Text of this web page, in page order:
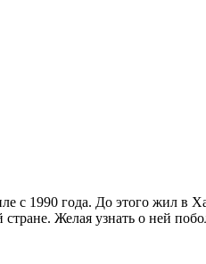
с 1990 года. До этого жил в
стране. Желая узнать о ней